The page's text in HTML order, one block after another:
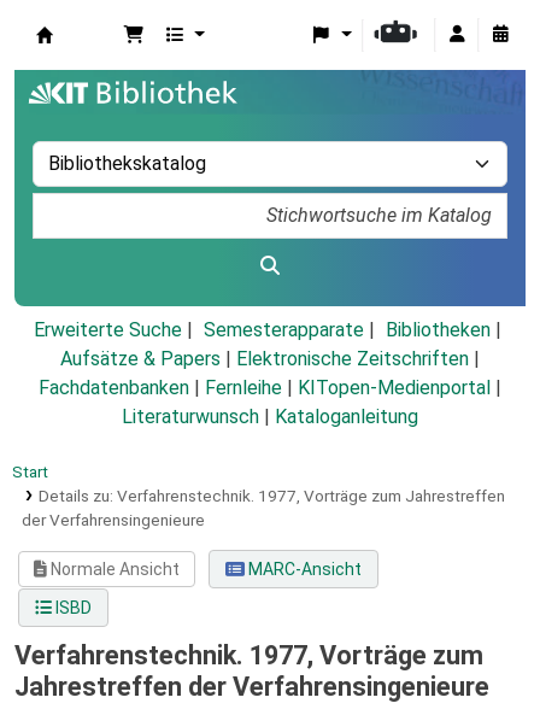
Erweiterte Suche Semesterapparate
Bibliotheken
Aufsätze & Papers
Elektronische Zeitschriften
Fachdatenbanken
Fernleihe KITopen-Medienportal
Literaturwunsch
Kataloganleitung
Start
Details zu: Verfahrenstechnik. 1977, Vorträge zum Jahrestreffen
der Verfahrensingenieure
Normale Ansicht
MARC-Ansicht
ISBD
Verfahrenstechnik. 1977, Vorträge zum
Jahrestreffen der Verfahrensingenieure